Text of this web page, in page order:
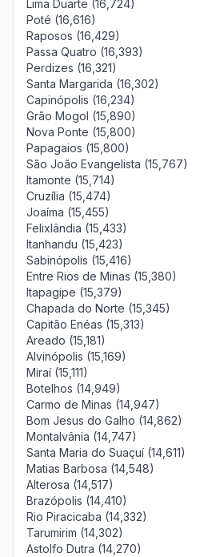
Lima Duarte (16,724)
Poté (16,616)
Raposos (16,429)
Passa Quatro (16,393)
Perdizes (16,321)
Santa Margarida (16,302)
Capinópolis (16,234)
Grão Mogol (15,890)
Nova Ponte (15,800)
Papagaios (15,800)
São João Evangelista (15,767)
Itamonte (15,714)
Cruzília (15,474)
Joaíma (15,455)
Felixlândia (15,433)
Itanhandu (15,423)
Sabinópolis (15,416)
Entre Rios de Minas (15,380)
Itapagipe (15,379)
Chapada do Norte (15,345)
Capitão Enéas (15,313)
Areado (15,181)
Alvinópolis (15,169)
Miraí (15,111)
Botelhos (14,949)
Carmo de Minas (14,947)
Bom Jesus do Galho (14,862)
Montalvânia (14,747)
Santa Maria do Suaçuí (14,611)
Matias Barbosa (14,548)
Alterosa (14,517)
Brazópolis (14,410)
Rio Piracicaba (14,332)
Tarumirim (14,302)
Astolfo Dutra (14,270)